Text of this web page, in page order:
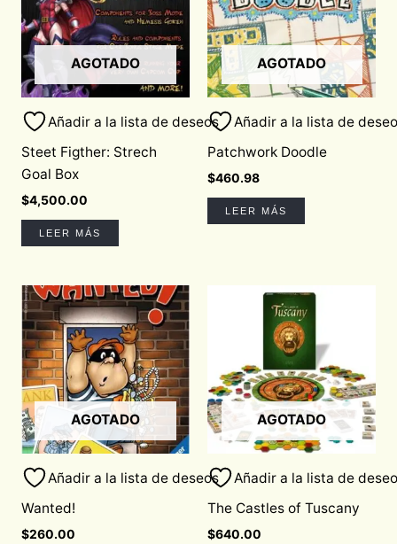
AGOTADO
Añadir a la lista de deseos
Steet Figther: Strech
Goal Box
$4,500.00
LEER MÁS
AGOTADO
Añadir a la lista de
Patchwork Doodle
$460.98
LEER MÁS
AGOTADO
Añadir a la lista de deseos
Wanted!
$260.00
AGOTADO
Añadir a la lista de
The Castles of Tuscany
$640.00